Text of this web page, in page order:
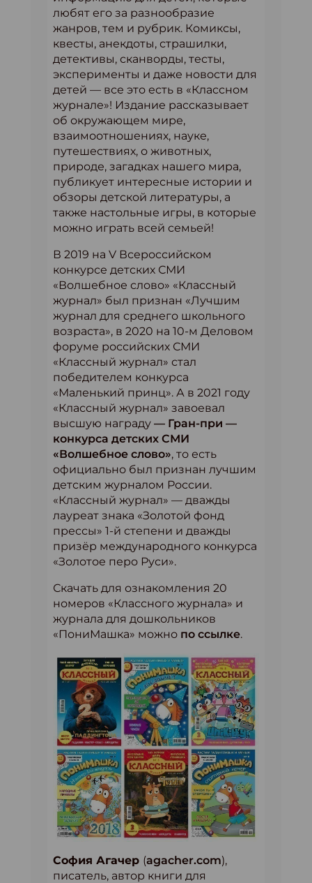
любят его за разнообразие
жанров, тем и рубрик. Комиксы,
квесты, анекдоты, страшилки,
детективы, сканворды, тесты,
эксперименты и даже новости для
детей — все это есть в «Классном
журнале»! Издание рассказывает
об окружающем мире,
взаимоотношениях, науке,
путешествиях, о животных,
природе, загадках нашего мира,
публикует интересные истории и
обзоры детской литературы, а
также настольные игры, в которые
можно играть всей семьей!
В 2019 на V Всероссийском
конкурсе детских СМИ
«Волшебное слово» «Классный
журнал» был признан «Лучшим
журнал для среднего школьного
возраста», в 2020 на 10-м Деловом
форуме российских СМИ
«Классный журнал» стал
победителем конкурса
«Маленький принц». А в 2021 году
«Классный журнал» завоевал
высшую награду — Гран-при —
конкурса детских СМИ
«Волшебное слово», то есть
официально был признан лучшим
детским журналом России.
«Классный журнал» — дважды
лауреат знака «Золотой фонд
прессы» 1-й степени и дважды
призёр международного конкурса
«Золотое перо Руси».
Скачать для ознакомления 20
номеров «Классного журнала» и
журнала для дошкольников
«ПониМашка» можно по ссылке.
София Агачер (agacher.com),
писатель, автор книги для